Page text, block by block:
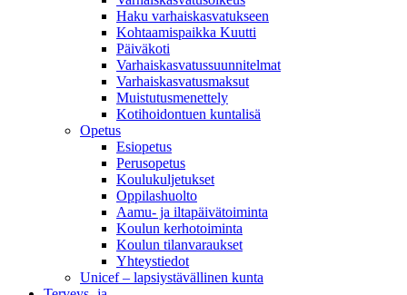
Haku varhaiskasvatukseen
Kohtaamispaikka Kuutti
Päiväkoti
Varhaiskasvatussuunnitelmat
Varhaiskasvatusmaksut
Muistutusmenettely
Kotihoidontuen kuntalisä
Opetus
Esiopetus
Perusopetus
Koulukuljetukset
Oppilashuolto
Aamu- ja iltapäivätoiminta
Koulun kerhotoiminta
Koulun tilanvaraukset
Yhteystiedot
Unicef – lapsiystävällinen kunta